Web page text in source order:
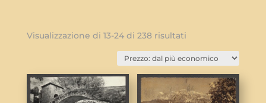
Visualizzazione di 13-24 di 238 risultati